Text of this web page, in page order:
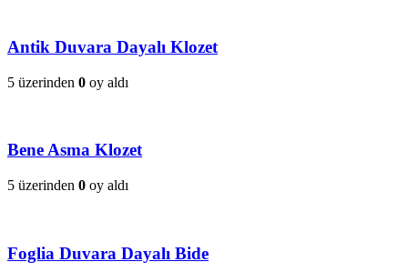
Antik Duvara Dayalı Klozet
5 üzerinden 0 oy aldı
Bene Asma Klozet
5 üzerinden 0 oy aldı
Foglia Duvara Dayalı Bide